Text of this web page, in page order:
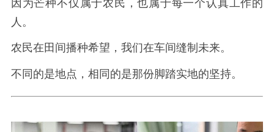
因为芒种不仅属于农民，也属于每一个认真工作的
人。
农民在田间播种希望，我们在车间缝制未来。
不同的是地点，相同的是那份脚踏实地的坚持。